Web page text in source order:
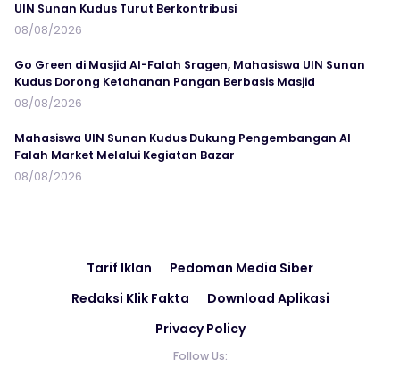
UIN Sunan Kudus Turut Berkontribusi
08/08/2026
Go Green di Masjid Al-Falah Sragen, Mahasiswa UIN Sunan
Kudus Dorong Ketahanan Pangan Berbasis Masjid
08/08/2026
Mahasiswa UIN Sunan Kudus Dukung Pengembangan Al
Falah Market Melalui Kegiatan Bazar
08/08/2026
Tarif Iklan
Pedoman Media Siber
Redaksi Klik Fakta
Download Aplikasi
Privacy Policy
Follow Us: